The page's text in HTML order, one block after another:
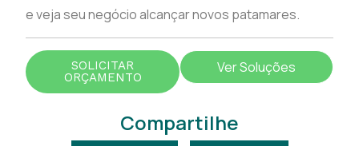
e veja seu negócio alcançar novos patamares.
SOLICITAR
ORÇAMENTO
Ver Soluções
Compartilhe